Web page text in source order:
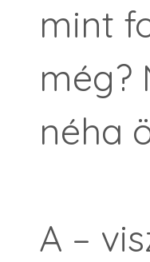
mint
még?
néha
A –